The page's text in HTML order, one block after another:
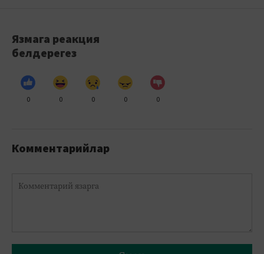
Язмага реакция
белдерегез
0 0 0 0 0
Комментарийлар